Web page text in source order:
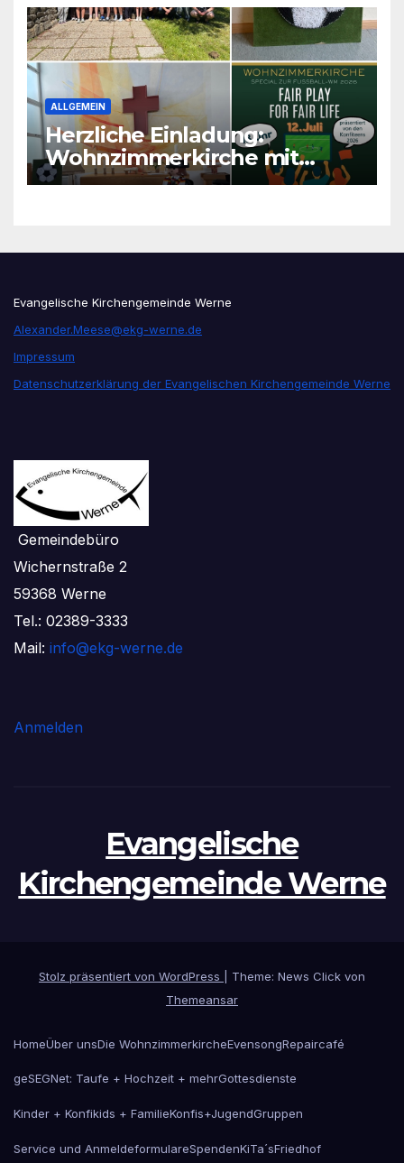
ALLGEMEIN
Herzliche Einladung:
Wohnzimmerkirche mit
unseren Konfis
Evangelische Kirchengemeinde Werne
Alexander.Meese@ekg-werne.de
Impressum
Datenschutzerklärung der Evangelischen Kirchengemeinde Werne
Gemeindebüro
Wichernstraße 2
59368 Werne
Tel.: 02389-3333
Mail: info@ekg-werne.de
Anmelden
Evangelische
Kirchengemeinde Werne
Stolz präsentiert von WordPress
Theme: News Click von
Themeansar
HomeÜber unsDie WohnzimmerkircheEvensongRepaircafé
geSEGNet: Taufe + Hochzeit + mehrGottesdienste
Kinder + Konfikids + FamilieKonfis+JugendGruppen
Service und AnmeldeformulareSpendenKiTa´sFriedhof